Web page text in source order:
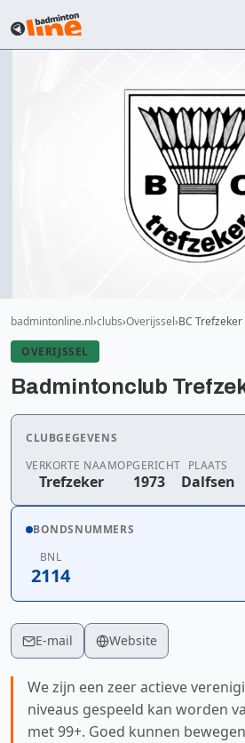
badmintonline.nl clubs Overijssel BC Trefzeker
OVERIJSSEL
Badmintonclub
CLUBGEGEVENS
VERKORTE NAAM
Trefzeker
OPGERICHT
1973
PLAATS
Dalfsen
BONDSNUMMERS
BNL
2114
E-mail Website
We zijn een zeer actieve
niveaus gespeeld kan worden
met 99+. Goed kunnen